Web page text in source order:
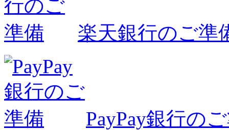
楽天銀行のご準
PayPay銀行の